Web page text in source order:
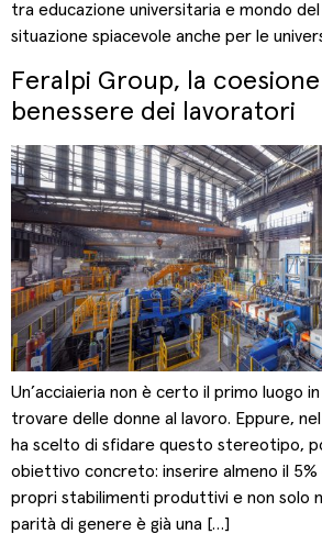
tra educazione universitaria e mondo del
situazione spiacevole anche per le
Feralpi Group, la coesione
benessere dei lavoratori
Un’acciaieria non è certo il primo luogo
trovare delle donne al lavoro. Eppure,
ha scelto di sfidare questo stereotipo,
obiettivo concreto: inserire almeno il 5%
propri stabilimenti produttivi e non solo
parità di genere è già una […]